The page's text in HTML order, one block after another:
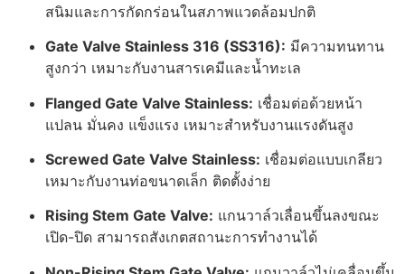
สนิมและการกัดกร่อนในสภาพแวดล้อมปกติ
Gate Valve Stainless 316 (SS316): มีความทนทาน
สูงกว่า เหมาะกับงานสารเคมีและน้ำทะเล
Flanged Gate Valve Stainless: เชื่อมต่อด้วยหน้า
แปลน มั่นคง แข็งแรง เหมาะสำหรับงานแรงดันสูง
Screwed Gate Valve Stainless: เชื่อมต่อแบบเกลียว
เหมาะกับงานท่อขนาดเล็ก ติดตั้งง่าย
Rising Stem Gate Valve: แกนวาล์วเลื่อนขึ้นลงขณะ
เปิด-ปิด สามารถสังเกตสถานะการทำงานได้